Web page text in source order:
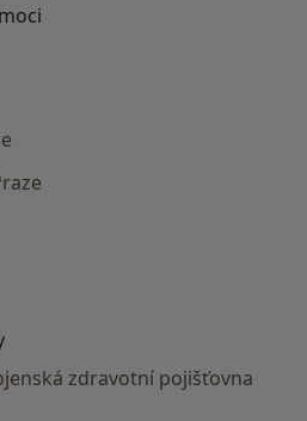
zdravotní pojišťovna